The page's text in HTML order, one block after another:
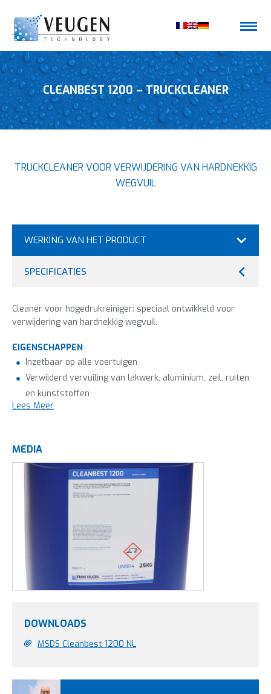
CLEANBEST 1200 – TRUCKCLEANER
TRUCKCLEANER VOOR VERWIJDERING VAN HARDNEKKIG
WEGVUIL
WERKING VAN HET PRODUCT
SPECIFICATIES
Cleaner voor hogedrukreiniger: speciaal ontwikkeld voor
verwijdering van hardnekkig wegvuil.
EIGENSCHAPPEN
Inzetbaar op alle voertuigen
Verwijderd vervuiling van lakwerk, aluminium, zeil, ruiten
en kunststoffen
Lees Meer
MEDIA
DOWNLOADS
MSDS Cleanbest 1200 NL